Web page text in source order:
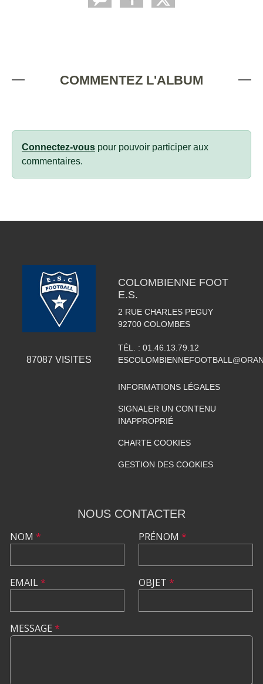
COMMENTEZ L'ALBUM
Connectez-vous pour pouvoir participer aux
commentaires.
87087 VISITES
COLOMBIENNE FOOT
E.S.
2 RUE CHARLES PEGUY
92700 COLOMBES
TÉL. : 01.46.13.79.12
INFORMATIONS LÉGALES
SIGNALER UN CONTENU
INAPPROPRIÉ
CHARTE COOKIES
GESTION DES COOKIES
NOUS CONTACTER
NOM *
EMAIL*
PRÉNOM *
OBJET *
MESSAGE *